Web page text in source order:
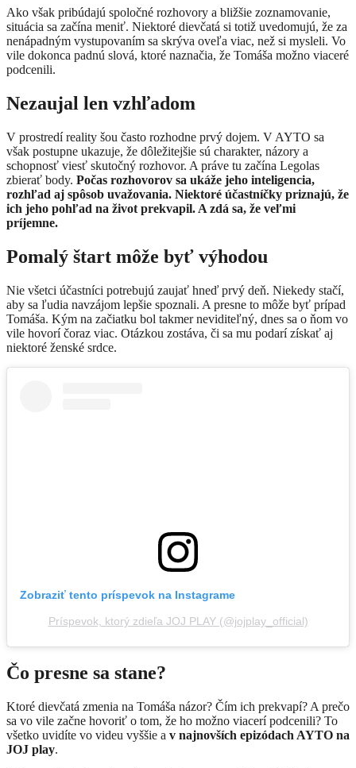
Ako však pribúdajú spoločné rozhovory a bližšie zoznamovanie,
situácia sa začína meniť. Niektoré dievčatá si totiž uvedomujú, že za
nenápadným vystupovaním sa skrýva oveľa viac, než si mysleli. Vo
vile dokonca padnú slová, ktoré naznačia, že Tomáša možno viaceré
podcenili.
Nezaujal len vzhľadom
V prostredí reality šou často rozhodne prvý dojem. V AYTO sa
však postupne ukazuje, že dôležitejšie sú charakter, názory a
schopnosť viesť skutočný rozhovor. A práve tu začína Legolas
zbierať body. Počas rozhovorov sa ukáže jeho inteligencia,
rozhľad aj spôsob uvažovania. Niektoré účastníčky priznajú, že
ich jeho pohľad na život prekvapil. A zdá sa, že veľmi
príjemne.
Pomalý štart môže byť výhodou
Nie všetci účastníci potrebujú zaujať hneď prvý deň. Niekedy stačí,
aby sa ľudia navzájom lepšie spoznali. A presne to môže byť prípad
Tomáša. Kým na začiatku bol takmer neviditeľný, dnes sa o ňom vo
vile hovorí čoraz viac. Otázkou zostáva, či sa mu podarí získať aj
niektoré ženské srdce.
Zobraziť tento príspevok na Instagrame
Príspevok, ktorý zdieľa JOJ PLAY (@jojplay_official)
Čo presne sa stane?
Ktoré dievčatá zmenia na Tomáša názor? Čím ich prekvapí? A prečo
sa vo vile začne hovoriť o tom, že ho možno viacerí podcenili? To
všetko uvidíte vo videu vyššie a v najnovších epizódach AYTO na
JOJ play.